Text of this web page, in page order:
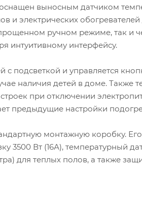
выносным датчиком
и электрических
ручном режиме, так и
интуитивному интерфейсу.
подсветкой и управляется
наличия детей в доме. Также
при отключении
предыдущие настройки
монтажную коробку.
3500 Вт (16А), температурный
для теплых полов, а также